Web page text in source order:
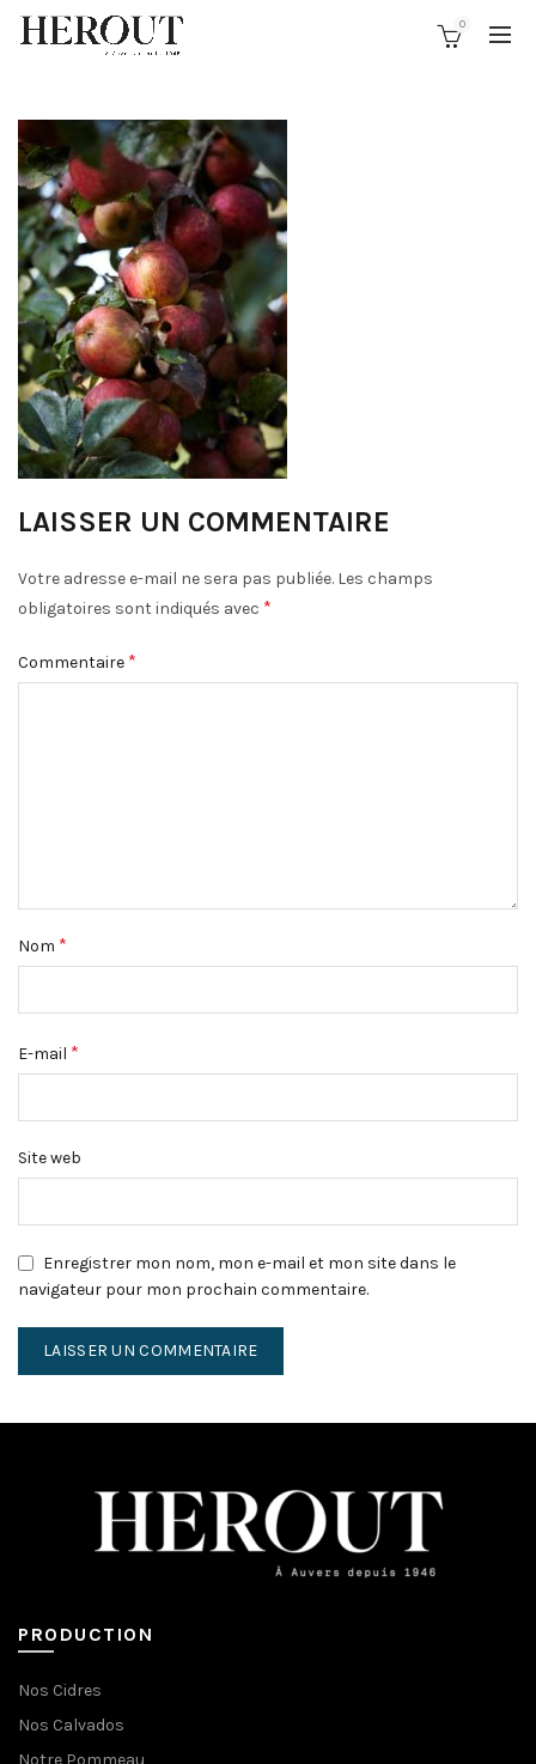
0
LAISSER UN COMMENTAIRE
Votre adresse e-mail ne sera pas publiée. Les champs
obligatoires sont indiqués avec *
Commentaire *
Nom *
E-mail *
Site web
Enregistrer mon nom, mon e-mail et mon site dans le
navigateur pour mon prochain commentaire.
PRODUCTION
Nos Cidres
Nos Calvados